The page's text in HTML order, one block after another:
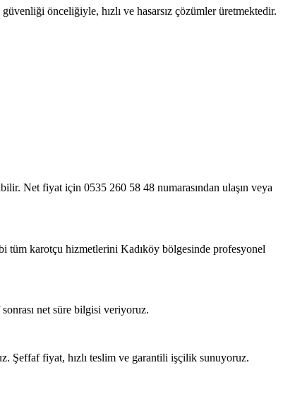
önceliğiyle, hızlı ve hasarsız çözümler üretmektedir.
Net fiyat için 0535 260 58 48 numarasından ulaşın veya
tüm karotçu hizmetlerini Kadıköy bölgesinde profesyonel
net süre bilgisi veriyoruz.
Şeffaf fiyat, hızlı teslim ve garantili işçilik sunuyoruz.